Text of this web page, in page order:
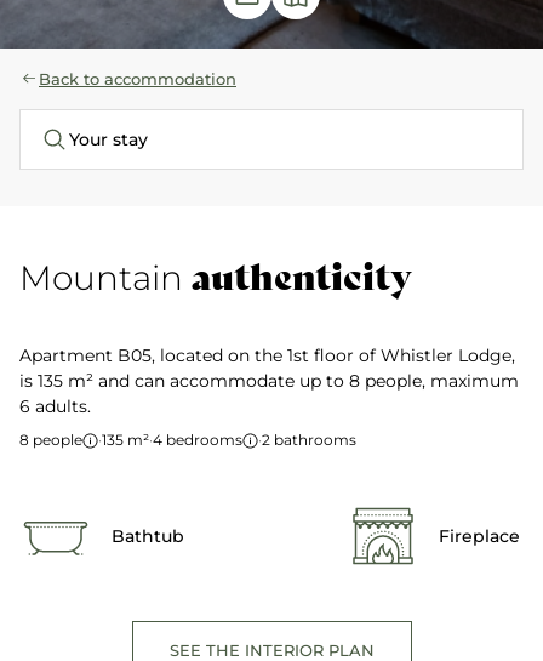
Back to accommodation
Your stay
Mountain authenticity
Apartment B05, located on the 1st floor of Whistler Lodge,
is 135 m² and can accommodate up to 8 people, maximum
6 adults.
8 people ·135 m²·4 bedrooms ·2 bathrooms
Bathtub Fireplace
SEE THE INTERIOR PLAN